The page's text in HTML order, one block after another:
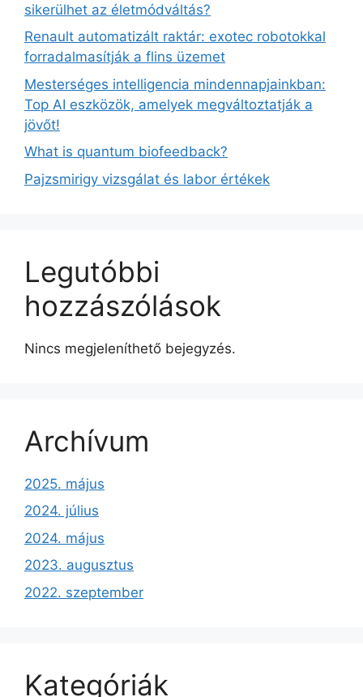
sikerülhet az életmódváltás?
Renault automatizált raktár: exotec robotokkal
forradalmasítják a flins üzemet
Mesterséges intelligencia mindennapjainkban:
Top AI eszközök, amelyek megváltoztatják a
jövőt!
What is quantum biofeedback?
Pajzsmirigy vizsgálat és labor értékek
Legutóbbi
hozzászólások
Nincs megjeleníthető bejegyzés.
Archívum
2025. május
2024. július
2024. május
2023. augusztus
2022. szeptember
Kategóriák